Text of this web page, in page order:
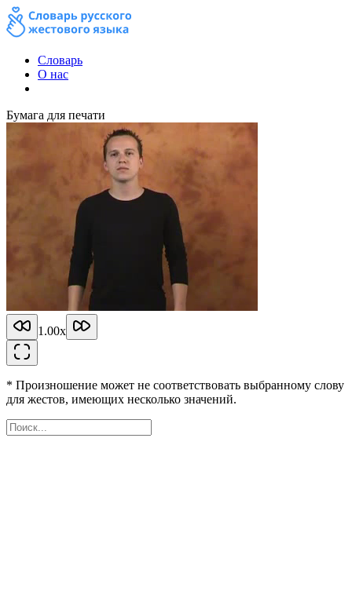
Словарь
О нас
Бумага для печати
1.00x
* Произношение может не соответствовать выбранному слову
для жестов, имеющих несколько значений.